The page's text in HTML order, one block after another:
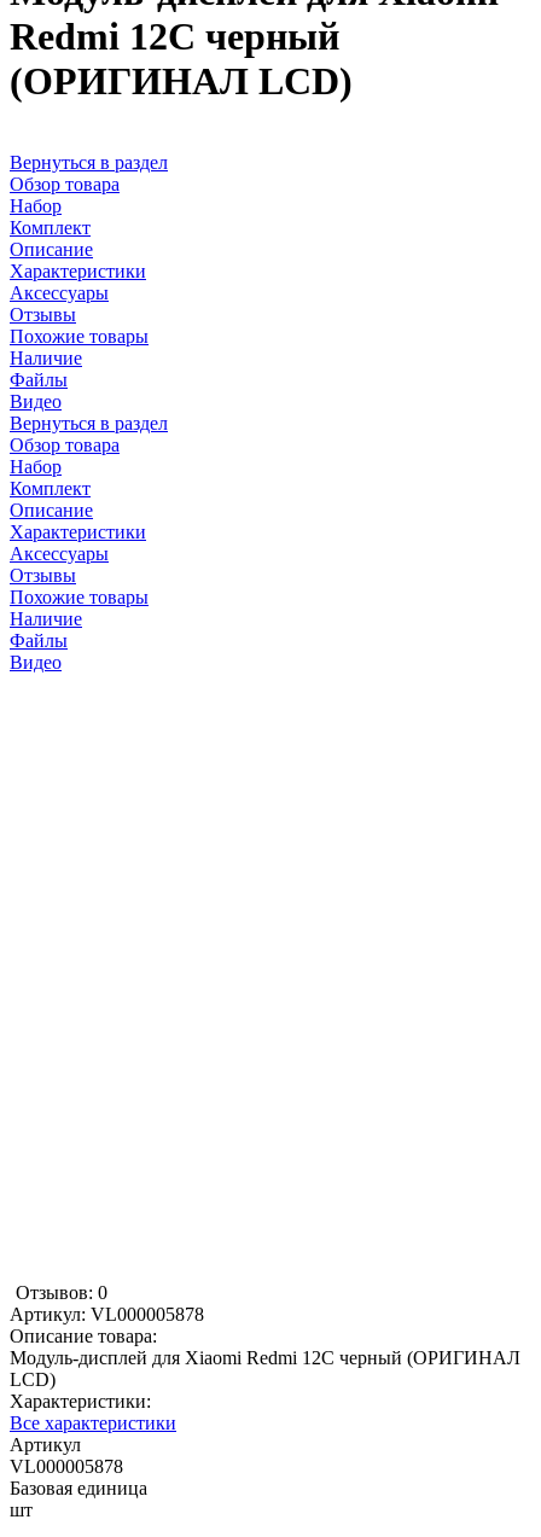
Redmi 12C черный
(ОРИГИНАЛ LCD)
Вернуться в раздел
Обзор товара
Набор
Комплект
Описание
Характеристики
Аксессуары
Отзывы
Похожие товары
Наличие
Файлы
Видео
Вернуться в раздел
Обзор товара
Набор
Комплект
Описание
Характеристики
Аксессуары
Отзывы
Похожие товары
Наличие
Файлы
Видео
Отзывов: 0
Артикул: VL000005878
Описание товара:
Модуль-дисплей для Xiaomi Redmi 12C черный (ОРИГИНАЛ
LCD)
Характеристики:
Все характеристики
Артикул
VL000005878
Базовая единица
шт